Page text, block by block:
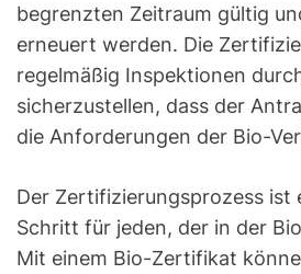
begrenzten Zeitraum gültig
erneuert werden. Die
regelmäßig Inspektionen
sicherzustellen, dass der
die Anforderungen der Bio-
Der Zertifizierungsprozess ist
Schritt für jeden, der in der
Mit einem Bio-Zertifikat